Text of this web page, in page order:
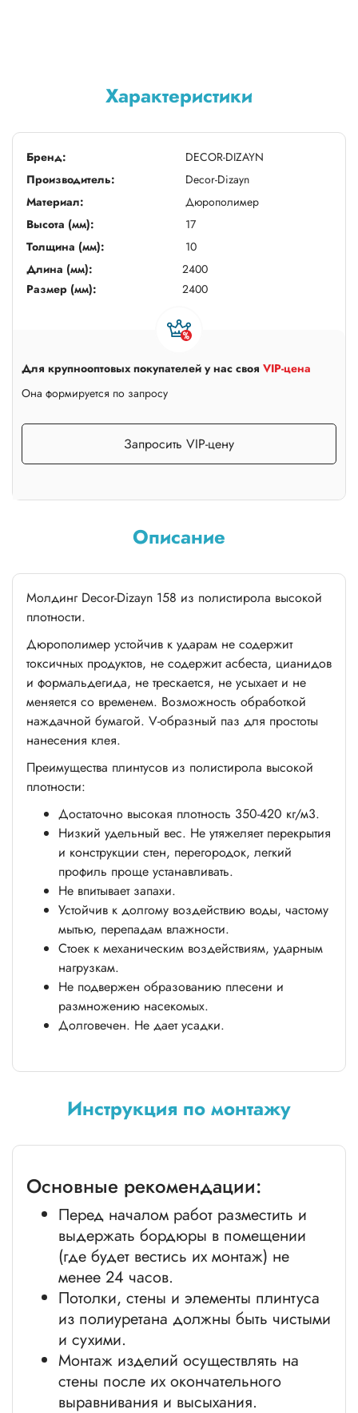
Характеристики
Бренд:
DECOR-DIZAYN
Производитель:
Decor-Dizayn
Материал:
Дюрополимер
Высота (мм):
17
Толщина (мм):
10
Длина (мм):
2400
Размер (мм):
2400
Для крупнооптовых покупателей у нас своя VIP-цена
Она формируется по запросу
Запросить VIP-цену
Описание
Молдинг Decor-Dizayn 158 из полистирола высокой
плотности.
Дюрополимер устойчив к ударам не содержит
токсичных продуктов, не содержит асбеста, цианидов
и формальдегида, не трескается, не усыхает и не
меняется со временем. Возможность обработкой
наждачной бумагой. V-образный паз для простоты
нанесения клея.
Преимущества плинтусов из полистирола высокой
плотности:
Достаточно высокая плотность 350-420 кг/м3.
Низкий удельный вес. Не утяжеляет перекрытия
и конструкции стен, перегородок, легкий
профиль проще устанавливать.
Не впитывает запахи.
Устойчив к долгому воздействию воды, частому
мытью, перепадам влажности.
Стоек к механическим воздействиям, ударным
нагрузкам.
Не подвержен образованию плесени и
размножению насекомых.
Долговечен. Не дает усадки.
Инструкция по монтажу
Основные рекомендации:
Перед началом работ разместить и
выдержать бордюры в помещении
(где будет вестись их монтаж) не
менее 24 часов.
Потолки, стены и элементы плинтуса
из полиуретана должны быть чистыми
и сухими.
Монтаж изделий осуществлять на
стены после их окончательного
выравнивания и высыхания.